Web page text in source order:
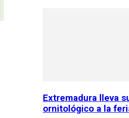
Extremadura lleva
ornitológico a la